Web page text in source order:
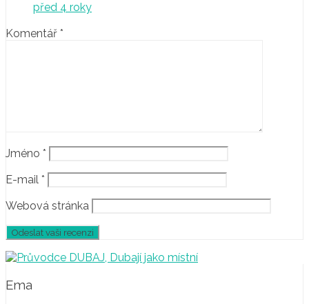
před 4 roky
Komentář *
Jméno *
E-mail *
Webová stránka
Ema